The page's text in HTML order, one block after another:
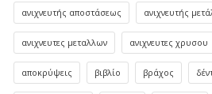
ανιχνευτής αποστάσεως ανιχνευτής
ανιχνευτες μεταλλων ανιχνευτες χρυσου
αποκρύψεις βιβλίο βράχος